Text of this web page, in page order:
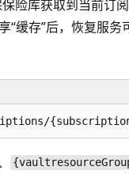
险库获取到当前订
缓存”后，恢复服务